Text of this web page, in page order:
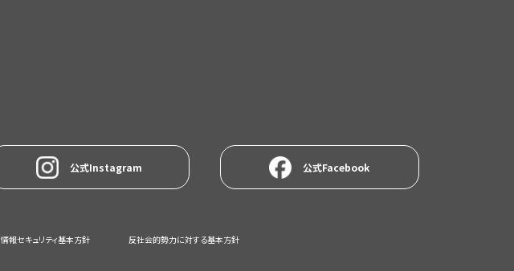
公式Instagram 公式Facebook
情報セキュリティ基本方針 反社会的勢力に対する基本方針